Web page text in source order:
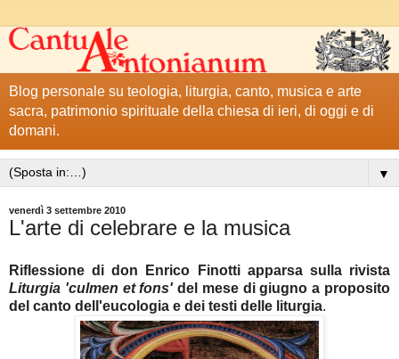
Blog personale su teologia, liturgia, canto, musica e arte
sacra, patrimonio spirituale della chiesa di ieri, di oggi e di
domani.
▼
venerdì 3 settembre 2010
L'arte di celebrare e la musica
Riflessione di don Enrico Finotti apparsa sulla rivista
Liturgia 'culmen et fons'del mese di giugno a proposito
del canto dell'eucologia e dei testi delle liturgia.